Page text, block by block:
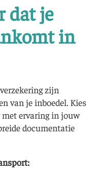
dat je
in
zijn
van je inboedel. Kies
ervaring in jouw
documentatie